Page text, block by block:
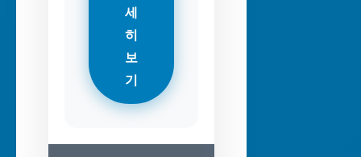
세
히
보
기